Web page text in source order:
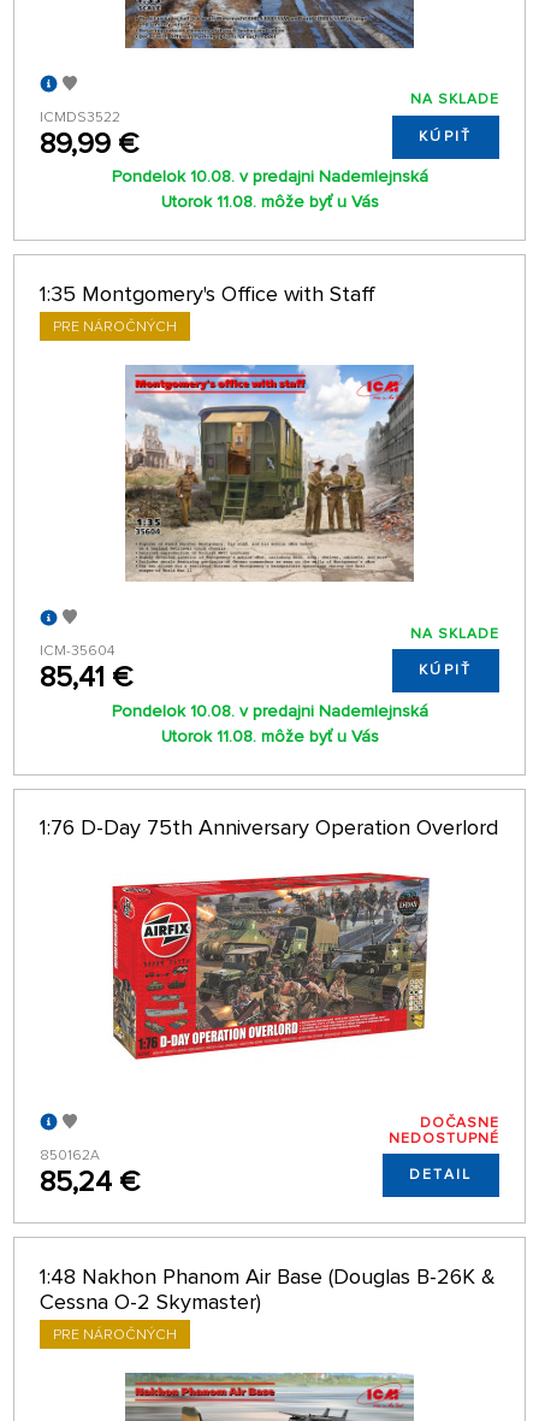
ICMDS3522
89,99 €
NA SKLADE
KÚPIŤ
Pondelok 10.08. v predajni Nademlejnská
Utorok 11.08. môže byť u Vás
1:35 Montgomery's Office with Staff
PRE NÁROČNÝCH
ICM-35604
85,41 €
NA SKLADE
KÚPIŤ
Pondelok 10.08. v predajni Nademlejnská
Utorok 11.08. môže byť u Vás
1:76 D-Day 75th Anniversary Operation Overlord
850162A
85,24 €
DOČASNE
NEDOSTUPNÉ
DETAIL
1:48 Nakhon Phanom Air Base (Douglas B-26K &
Cessna O-2 Skymaster)
PRE NÁROČNÝCH